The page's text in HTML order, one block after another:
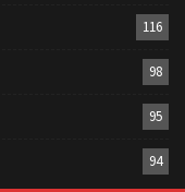
116
98
95
94